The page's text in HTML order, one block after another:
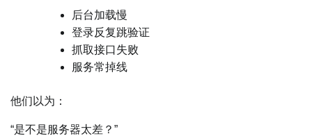
后台加载慢
登录反复跳验证
抓取接口失败
服务常掉线
他们以为：
“是不是服务器太差？”